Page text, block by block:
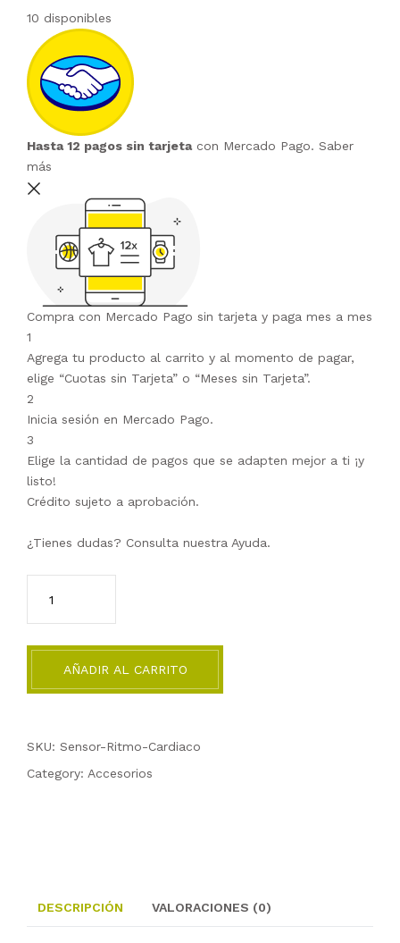
10 disponibles
Hasta 12 pagos sin tarjetacon Mercado Pago. Saber
más
Compra con Mercado Pago sin tarjeta y paga mes a mes
1
Agrega tu producto al carrito y al momento de pagar,
elige “Cuotas sin Tarjeta” o “Meses sin Tarjeta”.
2
Inicia sesión en Mercado Pago.
3
Elige la cantidad de pagos que se adapten mejor a ti ¡y
listo!
Crédito sujeto a aprobación.
¿Tienes dudas? Consulta nuestra Ayuda.
AÑADIR AL CARRITO
SKU: Sensor-Ritmo-Cardiaco
Category: Accesorios
DESCRIPCIÓN VALORACIONES (0)